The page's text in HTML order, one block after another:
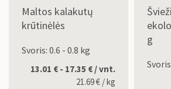
Maltos kalakutų
krūtinėlės
Svoris: 0.6 - 0.8 kg
13.01 € - 17.35 € / vnt.
21.69€ / kg
g